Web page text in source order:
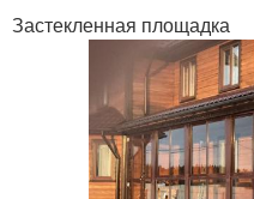
Застекленная площадка